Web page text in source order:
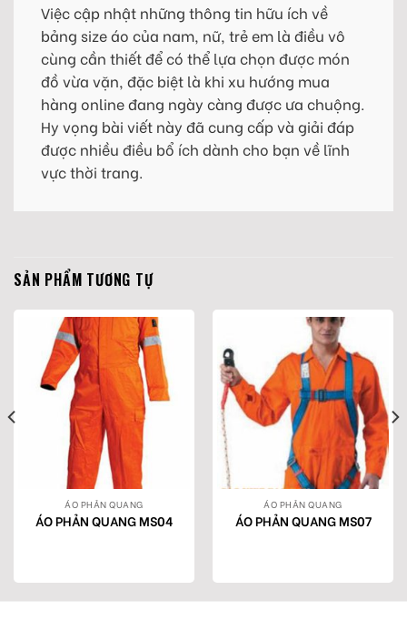
Việc cập nhật những thông tin hữu ích về
bảng size áo của nam, nữ, trẻ em là điều vô
cùng cần thiết để có thể lựa chọn được món
đồ vừa vặn, đặc biệt là khi xu hướng mua
hàng online đang ngày càng được ưa chuộng.
Hy vọng bài viết này đã cung cấp và giải đáp
được nhiều điều bổ ích dành cho bạn về lĩnh
vực thời trang.
SẢN PHẨM TƯƠNG TỰ
ÁO PHẢN QUANG
ÁO PHẢN QUANG MS04
ÁO PHẢN QUANG
ÁO PHẢN QUANG MS07